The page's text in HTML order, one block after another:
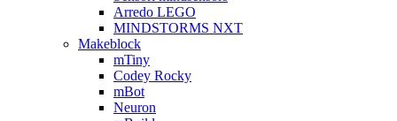
Arredo LEGO
MINDSTORMS NXT
Makeblock
mTiny
Codey Rocky
mBot
Neuron